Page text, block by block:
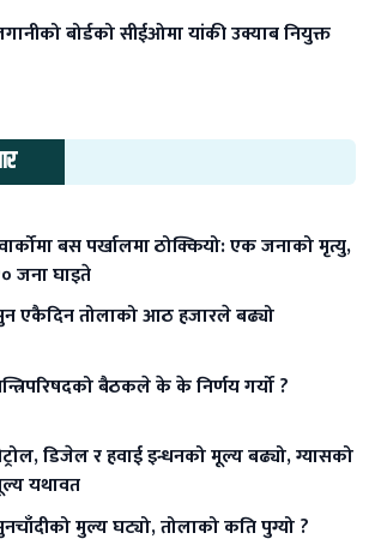
बोर्डको सीईओमा यांकी उक्याब नियुक्त
बस पर्खालमा ठोक्कियो: एक जनाको मृत्यु,
जना घाइते
एकैदिन तोलाको आठ हजारले बढ्यो
बैठकले के के निर्णय गर्यो ?
डिजेल र हवाई इन्धनको मूल्य बढ्यो, ग्यासको
यथावत
मुल्य घट्यो, तोलाको कति पुग्यो ?